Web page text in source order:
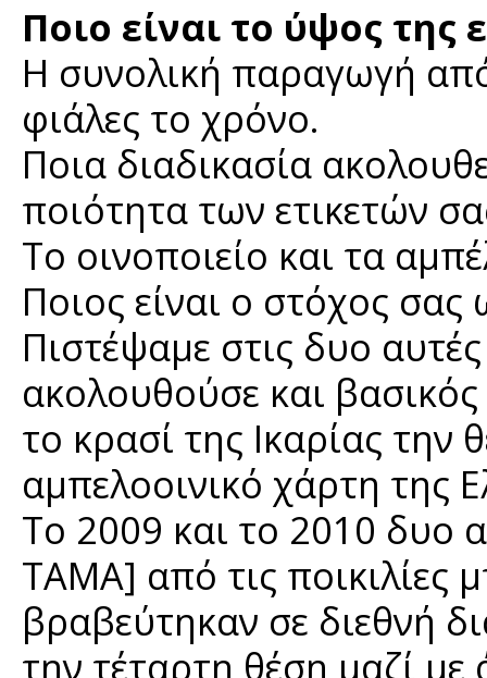
Ποιο είναι το ύψος
Η συνολική παραγωγή
φιάλες το χρόνο.
Ποια διαδικασία
ποιότητα των ετικετών
Το οινοποιείο και τα
Ποιος είναι ο στόχος σας
Πιστέψαμε στις δυο
ακολουθούσε και
το κρασί της Ικαρίας την
αμπελοοινικό χάρτη της
Το 2009 και το 2010 δυο
ΤΑΜΑ] από τις ποικιλίες
βραβεύτηκαν σε διεθνή
την τέταρτη θέση μαζί